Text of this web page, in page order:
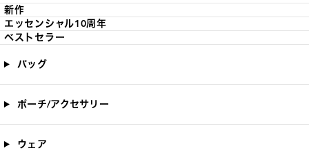
新作
エッセンシャル10周年
ベストセラー
バッグ
ポーチ/アクセサリー
ウェア